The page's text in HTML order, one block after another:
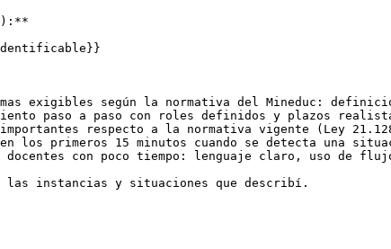
exigibles según la normativa del Mineduc:
paso a paso con roles definidos y plazos
respecto a la normativa vigente (Ley
los primeros 15 minutos cuando se detecta una
docentes con poco tiempo: lenguaje claro, uso de
las instancias y situaciones que describí.